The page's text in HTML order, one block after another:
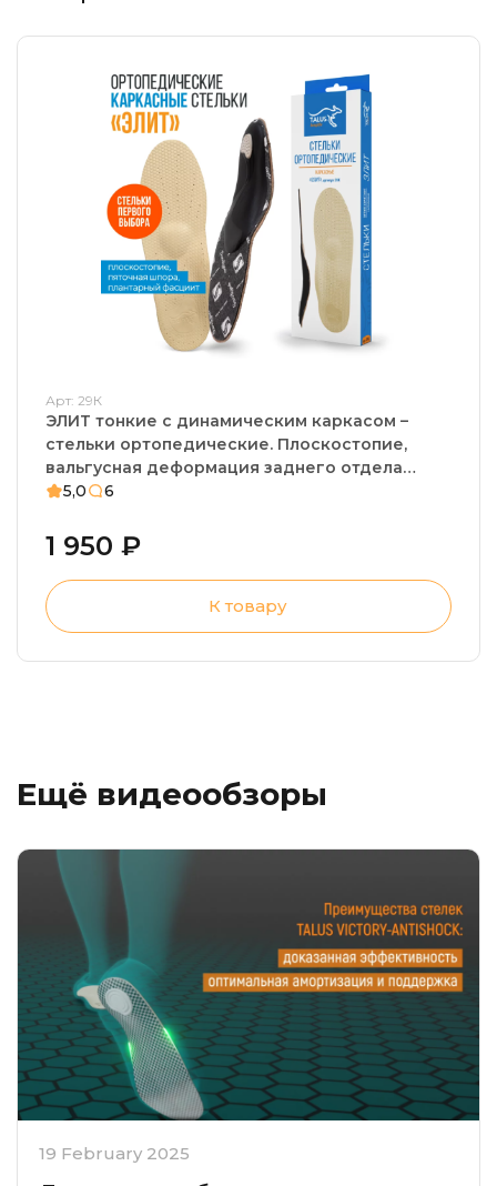
Арт: 29К
ЭЛИТ тонкие с динамическим каркасом –
стельки ортопедические. Плоскостопие,
вальгусная деформация заднего отдела
стопы, боль в пятке
5,0 6
1 950 ₽
К товару
Ещё видеообзоры
19 February 2025